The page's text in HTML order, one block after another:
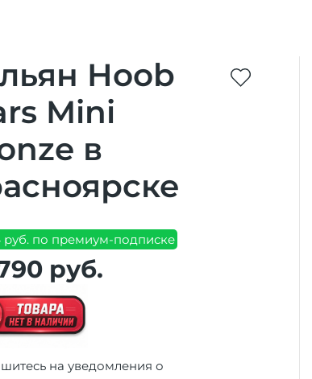
Hoob
Mini
в
руб. по премиум-подписке
руб.
на уведомления о